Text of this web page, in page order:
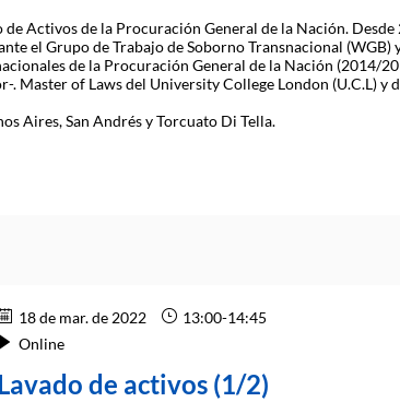
Activos de la Procuración General de la Nación.
el Grupo de Trabajo de Soborno Transnacional
de la Procuración General de la Nación (2014/
Master of Laws del University College London (U.C.L)
Aires, San Andrés y Torcuato Di Tella.
18 de mar. de 2022 13:00-14:45
Online
de activos (1/2)